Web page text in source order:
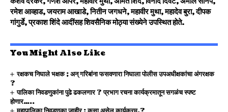
रमेश आव्हाड, जयराम आखाडे, नितीन जगधने, महावीर मुथा, महादेव बुरा, दीपक
गांगुर्डे, प्रकाश शिंदे आदींसह शिवसैनिक मोठ्या संख्येने उपस्थित होते.
You Might Also Like
रक्षकच निघाले भक्षक ; अन् गरिबांना फसवणारा निघाला पोलीस उपअधीक्षकांचा अंगरक्षक
?
पालिका निवडणुकांना पुढे ढकलणार ? प्रभाग रचना कार्यक्रमातून सगळंच स्पष्ट
होणार…..